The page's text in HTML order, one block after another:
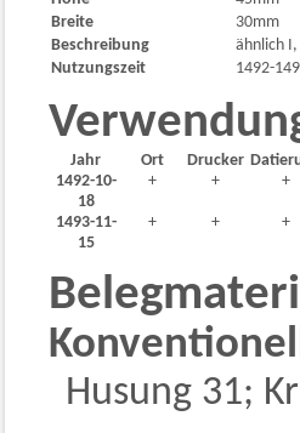
Breite
30mm
Beschreibung
ähnlich I,
Nutzungszeit
1492-
Jahr Ort Drucker
1492-10-
18
+ + +
1493-11-
15
+ + +
Husung 31;